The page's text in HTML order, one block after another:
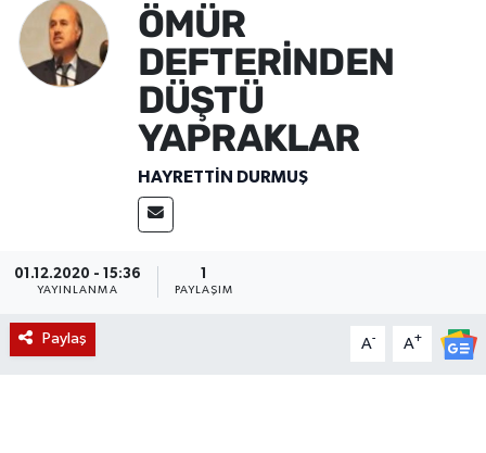
ÖMÜR
DEFTERİNDEN
DÜŞTÜ
YAPRAKLAR
HAYRETTIN DURMUŞ
01.12.2020 - 15:36
YAYINLANMA PAYLAŞIM
Paylaş A- A+
Sağlık
Eğitim
Sivil Toplum